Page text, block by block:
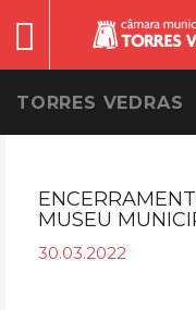
TORRES VEDRAS
MUSEU
30.03.2022